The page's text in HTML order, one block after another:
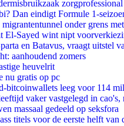
Dan eindigt Formule 1-
onder grens
El-Sayed wint nipt
en Batavus, vraagt uitstel
aanhoudend zomers
heuvelrit
nu gratis op pc
bitcoinwallets leeg voor 114
vaker vastgelegd in
massaal gedeeld op seksfora
titels voor de eerste helft van